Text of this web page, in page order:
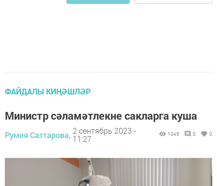
ФАЙДАЛЫ КИҢӘШЛӘР
Министр сәламәтлекне сакларга куша
Румия Саттарова, 2 сентябрь 2023 -
11:27
1045 0 0